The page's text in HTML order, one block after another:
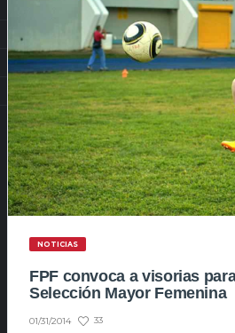
NOTICIAS
FPF convoca a visorias
Selección Mayor Femenina
01/31/2014 33